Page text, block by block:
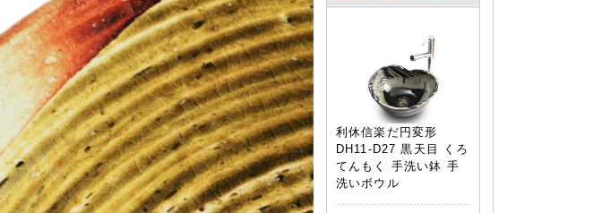
利休信楽だ円変形
DH11-D27 黒天目 くろ
てんもく 手洗い鉢 手
洗いボウル